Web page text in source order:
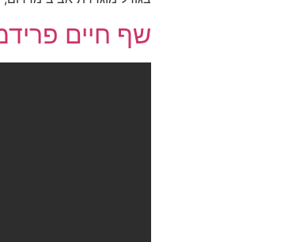
שף חיים